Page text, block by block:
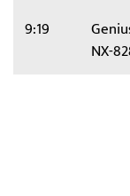
9:19
NX-